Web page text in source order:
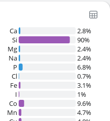
Ca
2.8%
Si
90%
Mg
2.4%
Na
2.4%
P
6.8%
Cl
0.7%
Fe
3.1%
I
1%
Co
9.6%
Mn
4.7%